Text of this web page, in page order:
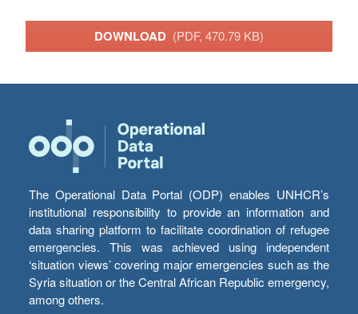
DOWNLOAD (PDF, 470.79 KB)
The Operational Data Portal (ODP) enables UNHCR’s
institutional responsibility to provide an information and
data sharing platform to facilitate coordination of refugee
emergencies. This was achieved using independent
‘situation views’ covering major emergencies such as the
Syria situation or the Central African Republic emergency,
among others.